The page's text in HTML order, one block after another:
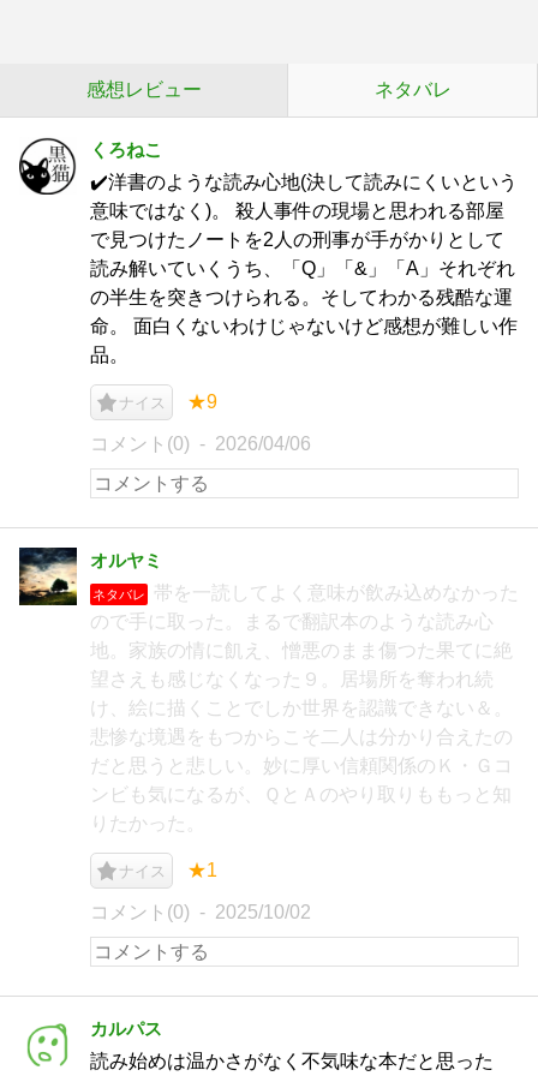
感想レビュー ネタバレ
くろねこ
✔️洋書のような読み心地(決して読みにくいという
意味ではなく)。 殺人事件の現場と思われる部屋
で見つけたノートを2人の刑事が手がかりとして
読み解いていくうち、「Q」「&」「A」それぞれ
の半生を突きつけられる。そしてわかる残酷な運
命。 面白くないわけじゃないけど感想が難しい作
品。
ナイス ★9
コメント(0) 2026/04/06
オルヤミ
ネタバレ
帯を一読してよく意味が飲み込めなかった
ので手に取った。まるで翻訳本のような読み心
地。家族の情に飢え、憎悪のまま傷つた果てに絶
望さえも感じなくなった９。居場所を奪われ続
け、絵に描くことでしか世界を認識できない＆。
悲惨な境遇をもつからこそ二人は分かり合えたの
だと思うと悲しい。妙に厚い信頼関係のＫ・Ｇコ
ンビも気になるが、ＱとＡのやり取りももっと知
りたかった。
ナイス ★1
コメント(0) 2025/10/02
カルパス
読み始めは温かさがなく不気味な本だと思った